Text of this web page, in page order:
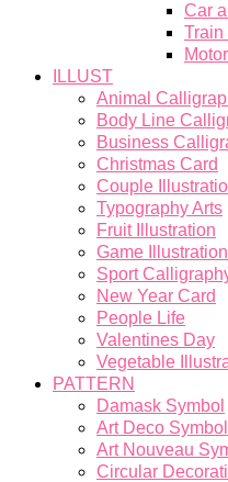
Car
Train
ILLUST
Animal
Body Line
Business
Christmas Card
Couple
Typography Arts
Fruit Illustration
Game Illustration
Sport
New Year Card
People Life
Valentines Day
Vegetable
PATTERN
Damask Symbol
Art Deco Symbol
Art Nouveau
Circular